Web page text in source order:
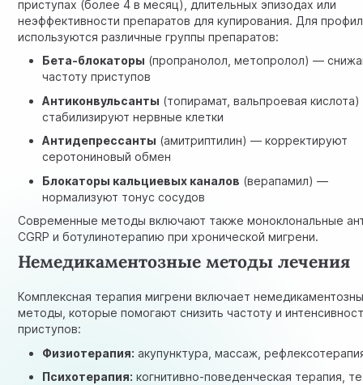
приступах (более 4 в месяц), длительных эпизодах или
неэффективности препаратов для купирования. Для
используются различные группы препаратов:
Бета-блокаторы (пропранолол, метопролол) —
частоту приступов
Антиконвульсанты (топирамат, вальпроевая
стабилизируют нервные клетки
Антидепрессанты (амитриптилин) — корректируют
серотониновый обмен
Блокаторы кальциевых каналов (верапамил) —
нормализуют тонус сосудов
Современные методы включают также моноклональные
CGRP и ботулинотерапию при хронической мигрени.
Немедикаментозные методы лечения
Комплексная терапия мигрени включает
методы, которые помогают снизить частоту и
приступов:
Физиотерапия: акупунктура, массаж,
Психотерапия: когнитивно-поведенческая терапия,